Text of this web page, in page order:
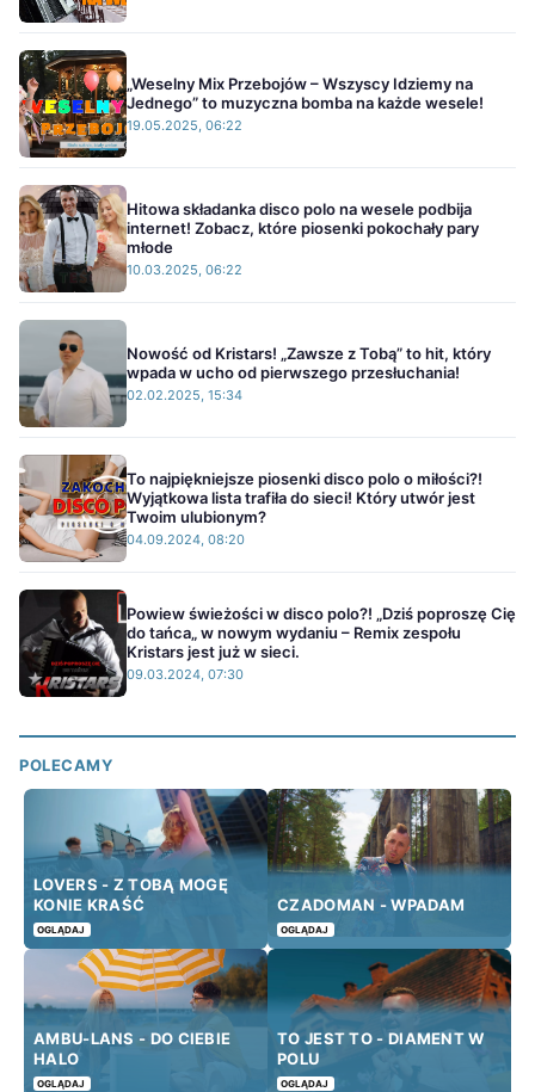
„Weselny Mix Przebojów – Wszyscy Idziemy na
Jednego” to muzyczna bomba na każde wesele!
19.05.2025, 06:22
Hitowa składanka disco polo na wesele podbija
internet! Zobacz, które piosenki pokochały pary
młode
10.03.2025, 06:22
Nowość od Kristars! „Zawsze z Tobą” to hit, który
wpada w ucho od pierwszego przesłuchania!
02.02.2025, 15:34
To najpiękniejsze piosenki disco polo o miłości?!
Wyjątkowa lista trafiła do sieci! Który utwór jest
Twoim ulubionym?
04.09.2024, 08:20
Powiew świeżości w disco polo?! „Dziś poproszę Cię
do tańca„ w nowym wydaniu – Remix zespołu
Kristars jest już w sieci.
09.03.2024, 07:30
POLECAMY
LOVERS - Z TOBĄ MOGĘ
KONIE KRAŚĆ
OGLĄDAJ
CZADOMAN - WPADAM
OGLĄDAJ
AMBU-LANS - DO CIEBIE
HALO
OGLĄDAJ
TO JEST TO - DIAMENT W
POLU
OGLĄDAJ